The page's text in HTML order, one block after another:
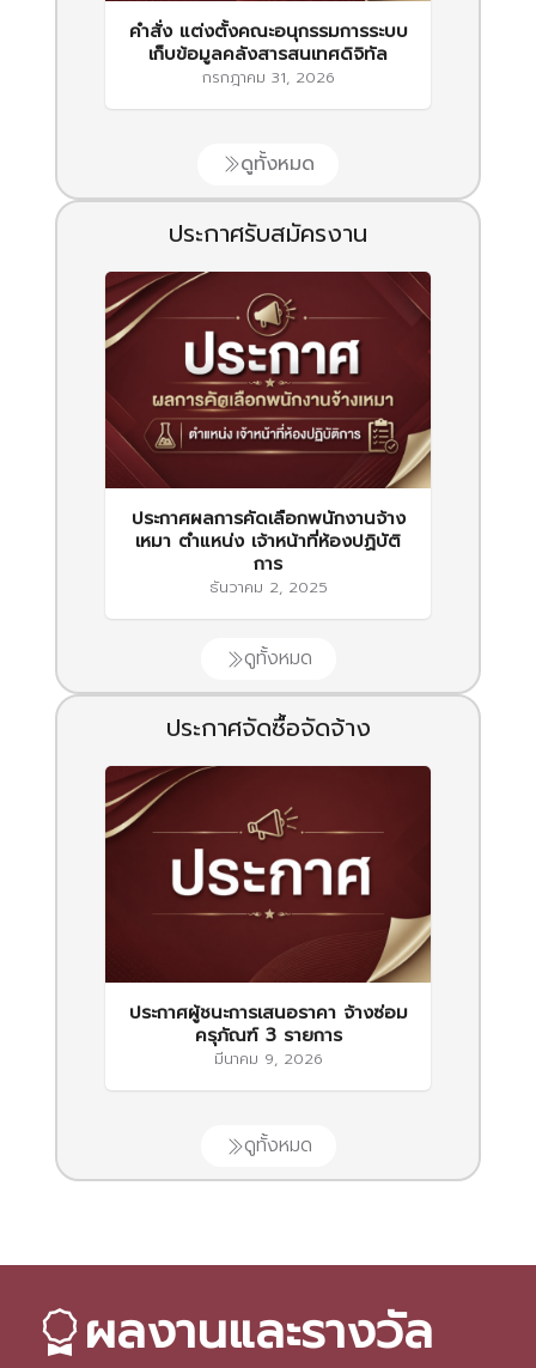
คำสั่ง แต่งตั้งคณะอนุกรรมการระบบ
เก็บข้อมูลคลังสารสนเทศดิจิทัล
กรกฎาคม 31, 2026
ดูทั้งหมด
ประกาศรับสมัครงาน
ประกาศผลการคัดเลือกพนักงานจ้าง
เหมา ตำแหน่ง เจ้าหน้าที่ห้องปฏิบัติ
การ
ธันวาคม 2, 2025
ดูทั้งหมด
ประกาศจัดซื้อจัดจ้าง
ประกาศผู้ชนะการเสนอราคา จ้างซ่อม
ครุภัณฑ์ 3 รายการ
มีนาคม 9, 2026
ดูทั้งหมด
ผลงานและรางวัล